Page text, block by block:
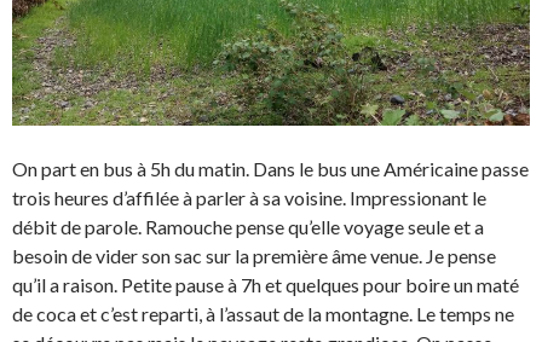
On part en bus à 5h du matin. Dans le bus une Américaine passe
trois heures d’affilée à parler à sa voisine. Impressionant le
débit de parole. Ramouche pense qu’elle voyage seule et a
besoin de vider son sac sur la première âme venue. Je pense
qu’il a raison. Petite pause à 7h et quelques pour boire un maté
de coca et c’est reparti, à l’assaut de la montagne. Le temps ne